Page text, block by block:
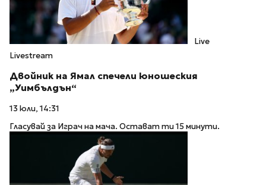
Live
Livestream
Двойник на Ямал спечели юношеския
„Уимбълдън“
13 юли, 14:31
Гласувай за Играч на мача. Остават ти 15 минути.